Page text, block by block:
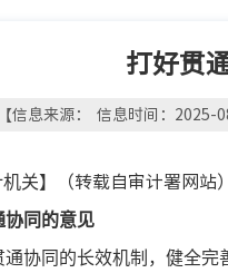
打好贯
【信息来源： 信息时间：2025-
关】（转载自审计署网站）
协同的意见
协同的长效机制，健全